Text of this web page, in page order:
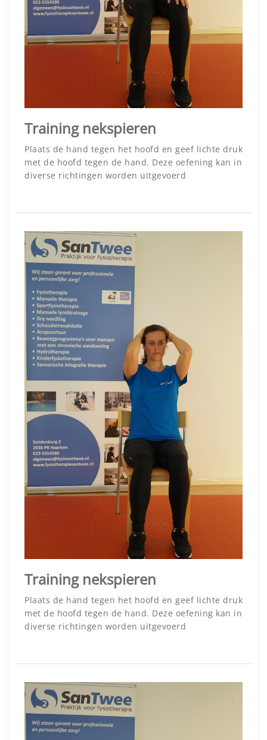
Training nekspieren
Plaats de hand tegen het hoofd en geef lichte druk
met de hoofd tegen de hand. Deze oefening kan in
diverse richtingen worden uitgevoerd
Training nekspieren
Plaats de hand tegen het hoofd en geef lichte druk
met de hoofd tegen de hand. Deze oefening kan in
diverse richtingen worden uitgevoerd